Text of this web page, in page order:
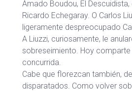
Amado Boudou, El
Ricardo Echegaray. O Carlos
ligeramente despreocupado
A Liuzzi, curiosamente, le
sobreseimiento. Hoy comparte
concurrida.
Cabe que florezcan también,
disparatados. Como volver